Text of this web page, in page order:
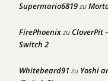
Supermario6819zu
FirePhoenixzuCloverPit
Switch 2
Whitebeard91 zu Yoshi